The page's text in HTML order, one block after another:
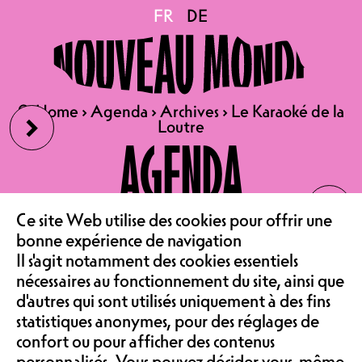
›
‹
FR DE
🔍Home ›Agenda ›Archives › Le Karaoké de la
Loutre
AGENDA
LE CAFÉ
ASSOCIATION &
FR DE
🔍Home ›Agenda ›Archives › Le Karaoké de la
Loutre
Le Karaoké de la Loutre
SA 13.09.2025
LE KARAOKÉ DE LA LOUTRE
PARTY | KARAOKÉ
DÈS 22H | AILE EST | ENTRÉE
LIBRE
Vous aimez chanter, crier, balbutier,
susurrer, convulser, stresser, vous
enjailler, éructer, en solo, en duo ou
à plusieurs, oui on fait place à notre
fameux karaoké, dans la salle de
l’Aile Est. Dans la salle du Nouveau
Monde, avant cela, vous pourrez
aller voir le superbe Please Stand
Ce site Web utilise des cookies pour offrir une
bonne expérience de navigation
Il s'agit notamment des cookies essentiels
nécessaires au fonctionnement du site, ainsi que
d'autres qui sont utilisés uniquement à des fins
statistiques anonymes, pour des réglages de
confort ou pour afficher des contenus